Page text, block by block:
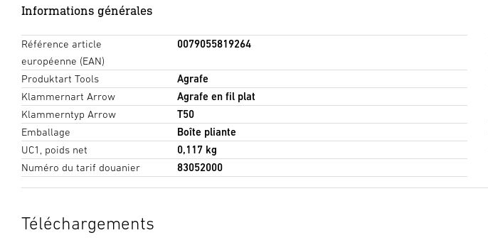
Informations générales
Référence article
européenne (EAN)
0079055819264
Produktart Tools
Agrafe
Klammernart Arrow
Agrafe en fil plat
Klammerntyp Arrow
T50
Emballage
Boîte pliante
UC1, poids net
0,117 kg
Numéro du tarif douanier
83052000
Téléchargements